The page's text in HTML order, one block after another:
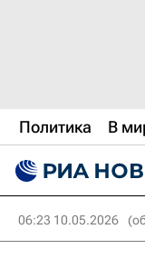
Политика В
06:23 10.05.2026